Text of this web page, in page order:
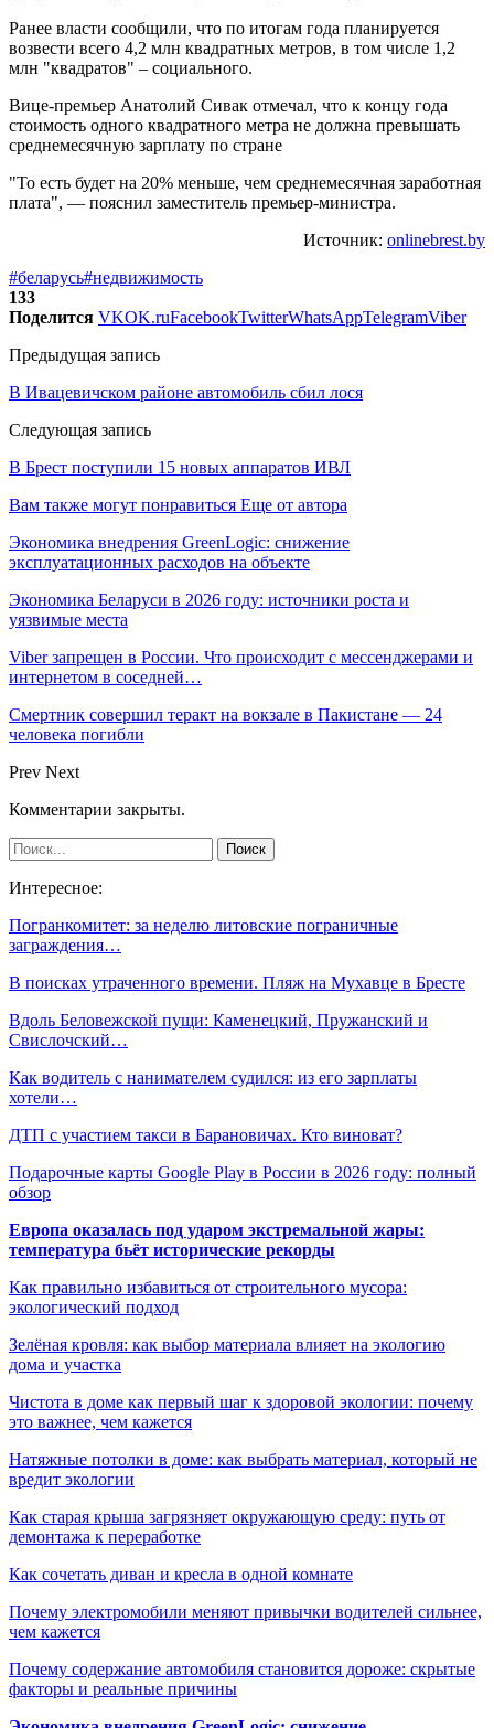
Ранее власти сообщили, что по итогам года планируется
возвести всего 4,2 млн квадратных метров, в том числе 1,2
млн "квадратов" – социального.
Вице-премьер Анатолий Сивак отмечал, что к концу года
стоимость одного квадратного метра не должна превышать
среднемесячную зарплату по стране
"То есть будет на 20% меньше, чем среднемесячная заработная
плата", — пояснил заместитель премьер-министра.
Источник: onlinebrest.by
#беларусь#недвижимость
133
Поделится VKOK.ruFacebookTwitterWhatsAppTelegramViber
Предыдущая запись
В Ивацевичском районе автомобиль сбил лося
Следующая запись
В Брест поступили 15 новых аппаратов ИВЛ
Вам также могут понравиться Еще от автора
Экономика внедрения GreenLogic: снижение
эксплуатационных расходов на объекте
Экономика Беларуси в 2026 году: источники роста и
уязвимые места
Viber запрещен в России. Что происходит с мессенджерами и
интернетом в соседней…
Смертник совершил теракт на вокзале в Пакистане — 24
человека погибли
Prev Next
Комментарии закрыты.
Интересное:
Погранкомитет: за неделю литовские пограничные
заграждения…
В поисках утраченного времени. Пляж на Мухавце в Бресте
Вдоль Беловежской пущи: Каменецкий, Пружанский и
Свислочский…
Как водитель с нанимателем судился: из его зарплаты
хотели…
ДТП с участием такси в Барановичах. Кто виноват?
Подарочные карты Google Play в России в 2026 году: полный
обзор
Европа оказалась под ударом экстремальной жары:
температура бьёт исторические рекорды
Как правильно избавиться от строительного мусора:
экологический подход
Зелёная кровля: как выбор материала влияет на экологию
дома и участка
Чистота в доме как первый шаг к здоровой экологии: почему
это важнее, чем кажется
Натяжные потолки в доме: как выбрать материал, который не
вредит экологии
Как старая крыша загрязняет окружающую среду: путь от
демонтажа к переработке
Как сочетать диван и кресла в одной комнате
Почему электромобили меняют привычки водителей сильнее,
чем кажется
Почему содержание автомобиля становится дороже: скрытые
факторы и реальные причины